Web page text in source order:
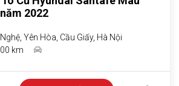
2022
Yên Hòa, Cầu Giấy, Hà Nội
km